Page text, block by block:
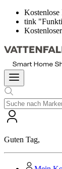
Kostenlose
tink
Guten Tag,